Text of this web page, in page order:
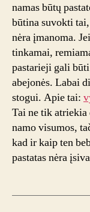
namas būtų
būtina suvokti
nėra įmanoma.
tinkamai,
pastarieji gali
abejonės. Labai
stogui. Apie tai:
Tai ne tik
namo visumos,
kad ir kaip ten
pastatas nėra